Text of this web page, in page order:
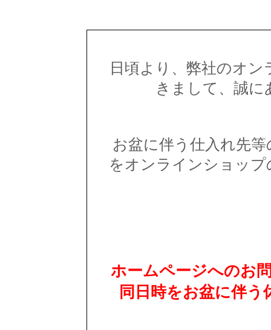
日頃より、弊社のオ
きまして、誠
お盆に伴う仕入れ先
をオンラインショッ
ホームページへのお
同日時をお盆に伴